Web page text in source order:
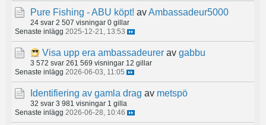
Pure Fishing - ABU köpt! avAmbassadeur5000
24 svar 2 507 visningar 0 gillar
Senaste inlägg 2025-12-21, 13:53
Visa upp era ambassadeurer av gabbu
3 572 svar 261 569 visningar 12 gillar
Senaste inlägg 2026-06-03, 11:05
Identifiering av gamla drag av metspö
32 svar 3 981 visningar 1 gilla
Senaste inlägg 2026-06-28, 10:46